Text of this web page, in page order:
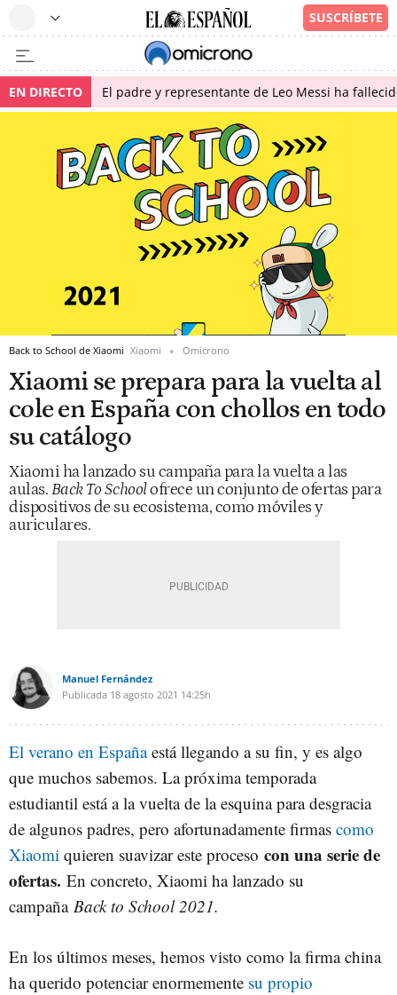
EN DIRECTO El padre y representante de Leo Messi ha
Back to School de Xiaomi Xiaomi Omicrono
Xiaomi se prepara para la vuelta al
cole en España con chollos en todo
su catálogo
Xiaomi ha lanzado su campaña para la vuelta a las
aulas.Back To Schoolofrece un conjunto de ofertas para
dispositivos de su ecosistema, como móviles y
auriculares.
Manuel Fernández
Publicada 18 agosto 2021 14:25h
El verano en Españaestá llegando a su fin, y es algo
que muchos sabemos. La próxima temporada
estudiantil está a la vuelta de la esquina para desgracia
de algunos padres, pero afortunadamente firmas como
Xiaomi quieren suavizar este proceso con una serie de
ofertas. En concreto, Xiaomi ha lanzado su
campaña Back to School 2021.
En los últimos meses, hemos visto como la firma china
ha querido potenciar enormemente su propio